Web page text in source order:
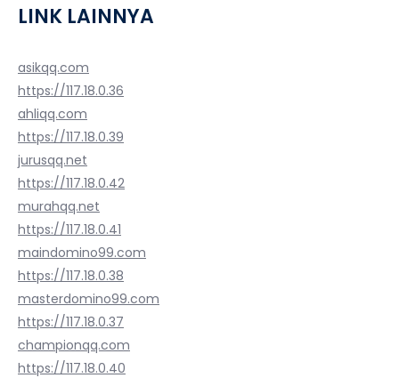
LINK LAINNYA
asikqq.com
https://117.18.0.36
ahliqq.com
https://117.18.0.39
jurusqq.net
https://117.18.0.42
murahqq.net
https://117.18.0.41
maindomino99.com
https://117.18.0.38
masterdomino99.com
https://117.18.0.37
championqq.com
https://117.18.0.40